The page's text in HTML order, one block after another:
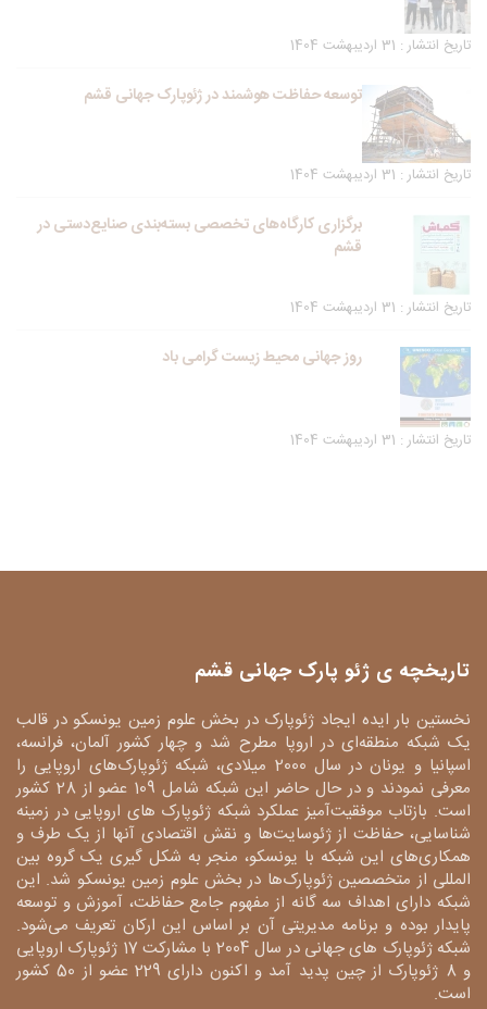
تاریخ انتشار : 31 اردیبهشت 1404
توسعه حفاظت هوشمند در ژئوپارک جهانی قشم
تاریخ انتشار : 31 اردیبهشت 1404
برگزاری کارگاه‌های تخصصی بسته‌بندی صنایع‌دستی در
قشم
تاریخ انتشار : 31 اردیبهشت 1404
روز جهانی محیط زیست گرامی باد
تاریخ انتشار : 31 اردیبهشت 1404
تاریخچه ی ژئو پارک جهانی قشم
نخستین بار ایده ایجاد ژئوپارک در بخش علوم زمین یونسکو در قالب
یک شبکه منطقه‌ای در اروپا مطرح شد و چهار کشور آلمان، فرانسه،
اسپانیا و یونان در سال 2000 میلادی، شبکه ژئوپارک‌های اروپایی را
معرفی نمودند و در حال حاضر این شبکه شامل 109 عضو از 28 کشور
است. بازتاب موفقیت‌آمیز عملکرد شبکه ژئوپارک های اروپایی در زمینه
شناسایی، حفاظت از ژئوسایت‌ها و نقش اقتصادی آنها از یک طرف و
همکاری‌های این شبکه با یونسکو، منجر به شکل گیری یک گروه بین
المللی از متخصصین ژئوپارک‌ها در بخش علوم زمین یونسکو شد. این
شبکه دارای اهداف سه گانه از مفهوم جامع حفاظت، آموزش و توسعه
پایدار بوده و برنامه مدیریتی آن بر اساس این ارکان تعریف می‌شود.
شبکه ژئوپارک های جهانی در سال 2004 با مشارکت 17 ژئوپارک اروپایی
و 8 ژئوپارک از چین پدید آمد و اکنون دارای 229 عضو از 50 کشور
است.